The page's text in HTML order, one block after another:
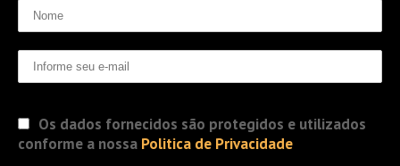
Os dados fornecidos são protegidos e utilizados
conforme a nossa Politica de Privacidade